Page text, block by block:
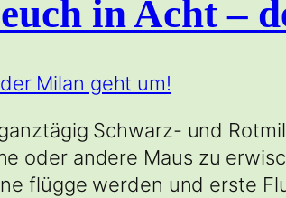
in Acht –
Schwarz- und
oder andere Maus zu
flügge werden und erste